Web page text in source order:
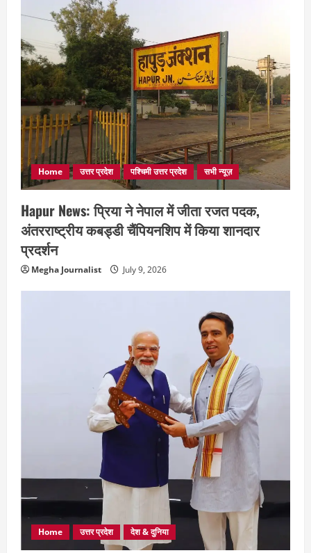
Home उत्तर प्रदेश पश्चिमी उत्तर प्रदेश सभी न्यूज़
Hapur News: प्रिया ने नेपाल में जीता रजत पदक,
अंतरराष्ट्रीय कबड्डी चैंपियनशिप में किया शानदार
प्रदर्शन
Megha Journalist July 9, 2026
Home उत्तर प्रदेश देश & दुनिया